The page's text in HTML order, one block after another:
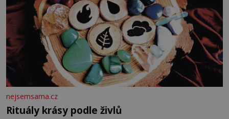
nejsemsama.cz
Rituály krásy podle živlů